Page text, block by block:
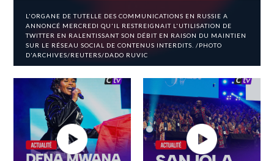
L'ORGANE DE TUTELLE DES COMMUNICATIONS EN RUSSIE A
ANNONCÉ MERCREDI QU'IL RESTREIGNAIT L'UTILISATION DE
TWITTER EN RALENTISSANT SON DÉBIT EN RAISON DU MAINTIEN
SUR LE RÉSEAU SOCIAL DE CONTENUS INTERDITS. /PHOTO
D'ARCHIVES/REUTERS/DADO RUVIC